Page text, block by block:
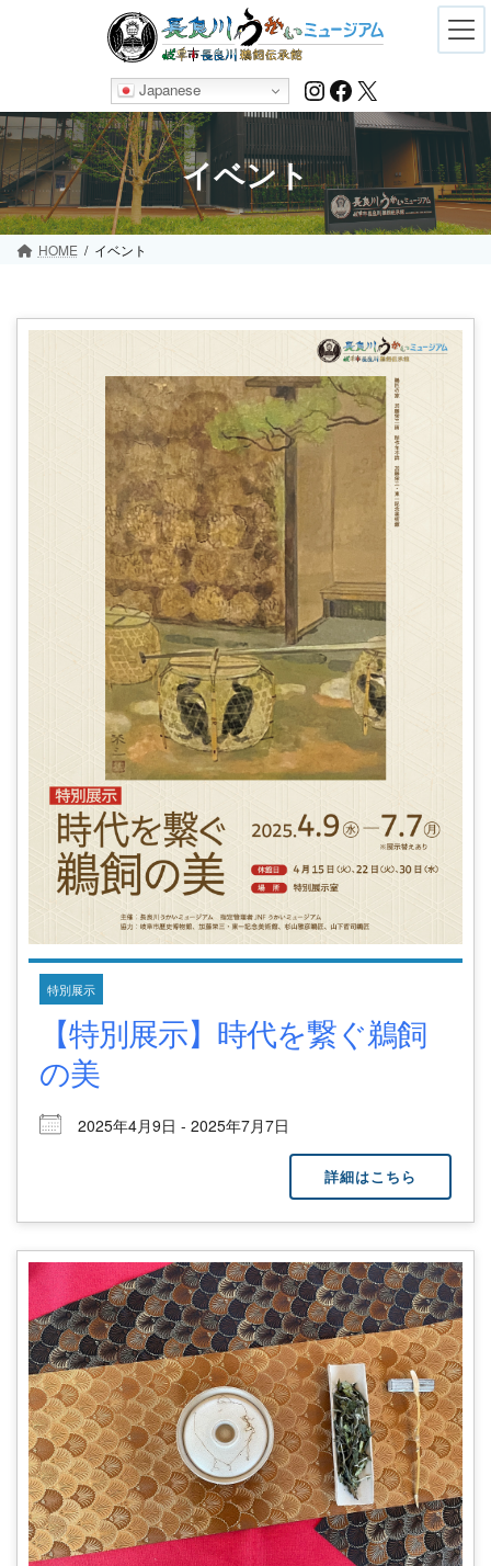
Japanese Instagram
Facebook
X
イベント
HOME イベント
特別展示
【特別展示】時代を繋ぐ鵜飼
の美
2025年4月9日 - 2025年7月7日
詳細はこちら